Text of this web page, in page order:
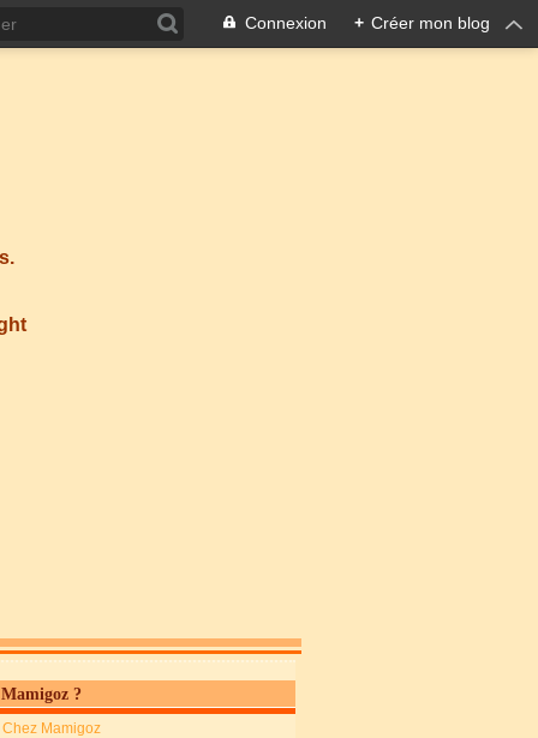
Connexion + Créer mon blog
?
Chez Mamigoz